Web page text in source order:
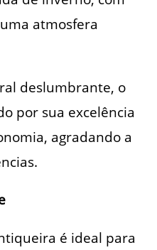
atmosfera
deslumbrante, o
por sua excelência
agradando a
é ideal para